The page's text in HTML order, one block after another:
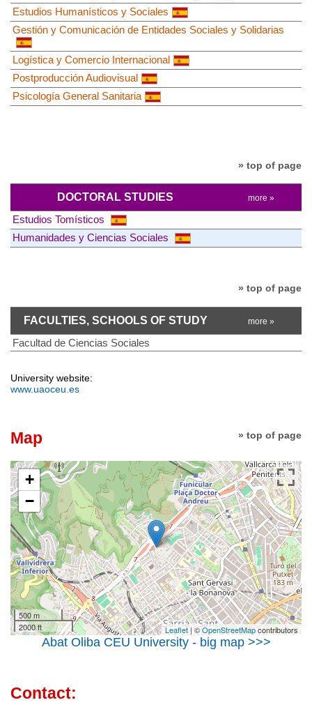
Estudios Humanísticos y Sociales
Gestión y Comunicación de Entidades Sociales y Solidarias
Logística y Comercio Internacional
Postproducción Audiovisual
Psicología General Sanitaria
» top of page
DOCTORAL STUDIES more »
Estudios Tomísticos
Humanidades y Ciencias Sociales
» top of page
FACULTIES, SCHOOLS OF STUDY more »
Facultad de Ciencias Sociales
University website:
www.uaoceu.es
» top of page
Map
+
−
500 m
2000 ft
Leaflet| ©OpenStreetMapcontributors
Abat Oliba CEU University - big map >>>
Contact: